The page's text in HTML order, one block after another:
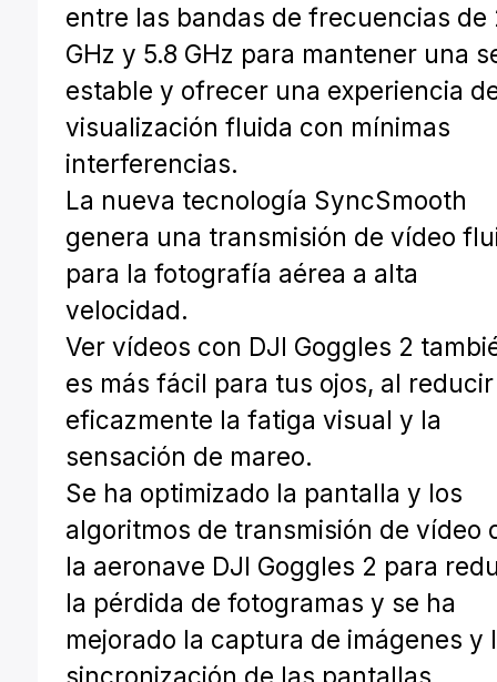
entre las bandas de frecuencias de
GHz y 5.8 GHz para mantener una
estable y ofrecer una experiencia
visualización fluida con mínimas
interferencias.
La nueva tecnología SyncSmooth
genera una transmisión de vídeo
para la fotografía aérea a alta
velocidad.
Ver vídeos con DJI Goggles 2
es más fácil para tus ojos, al reducir
eficazmente la fatiga visual y la
sensación de mareo.
Se ha optimizado la pantalla y los
algoritmos de transmisión de vídeo
la aeronave DJI Goggles 2 para
la pérdida de fotogramas y se ha
mejorado la captura de imágenes y